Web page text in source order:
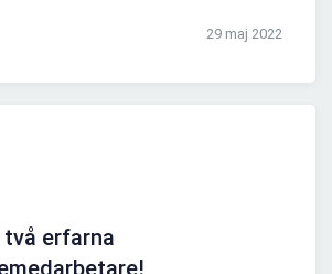
29 maj 2022
erfarna